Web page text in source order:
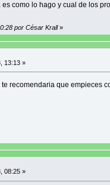
como lo hago y cual de los
por César Krall»
13:13 »
recomendaria que empieces
08:25 »